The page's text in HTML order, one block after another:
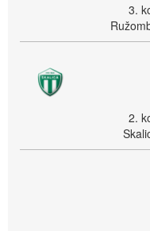
3.
2.